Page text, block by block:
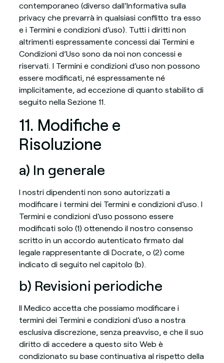
contemporaneo (diverso dall’Informativa sulla
privacy che prevarrà in qualsiasi conflitto tra esso
e i Termini e condizioni d’uso). Tutti i diritti non
altrimenti espressamente concessi dai Termini e
Condizioni d’Uso sono da noi non concessi e
riservati. I Termini e condizioni d’uso non possono
essere modificati, né espressamente né
implicitamente, ad eccezione di quanto stabilito di
seguito nella Sezione 11.
11. Modifiche e
Risoluzione
a) In generale
I nostri dipendenti non sono autorizzati a
modificare i termini dei Termini e condizioni d’uso. I
Termini e condizioni d’uso possono essere
modificati solo (1) ottenendo il nostro consenso
scritto in un accordo autenticato firmato dal
legale rappresentante di Docrate, o (2) come
indicato di seguito nel capitolo (b).
b) Revisioni periodiche
Il Medico accetta che possiamo modificare i
termini dei Termini e condizioni d’uso a nostra
esclusiva discrezione, senza preavviso, e che il suo
diritto di accedere a questo sito Web è
condizionato su base continuativa al rispetto della